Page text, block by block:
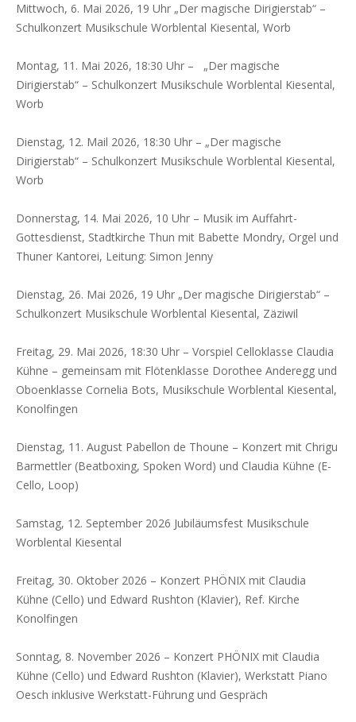
Mittwoch, 6. Mai 2026, 19 Uhr „Der magische Dirigierstab“ –
Schulkonzert Musikschule Worblental Kiesental, Worb
Montag, 11. Mai 2026, 18:30 Uhr – „Der magische
Dirigierstab“ – Schulkonzert Musikschule Worblental Kiesental,
Worb
Dienstag, 12. Mail 2026, 18:30 Uhr – „Der magische
Dirigierstab“ – Schulkonzert Musikschule Worblental Kiesental,
Worb
Donnerstag, 14. Mai 2026, 10 Uhr – Musik im Auffahrt-
Gottesdienst, Stadtkirche Thun mit Babette Mondry, Orgel und
Thuner Kantorei, Leitung: Simon Jenny
Dienstag, 26. Mai 2026, 19 Uhr „Der magische Dirigierstab“ –
Schulkonzert Musikschule Worblental Kiesental, Zäziwil
Freitag, 29. Mai 2026, 18:30 Uhr – Vorspiel Celloklasse Claudia
Kühne – gemeinsam mit Flötenklasse Dorothee Anderegg und
Oboenklasse Cornelia Bots, Musikschule Worblental Kiesental,
Konolfingen
Dienstag, 11. August Pabellon de Thoune – Konzert mit Chrigu
Barmettler (Beatboxing, Spoken Word) und Claudia Kühne (E-
Cello, Loop)
Samstag, 12. September 2026 Jubiläumsfest Musikschule
Worblental Kiesental
Freitag, 30. Oktober 2026 – Konzert PHÖNIX mit Claudia
Kühne (Cello) und Edward Rushton (Klavier), Ref. Kirche
Konolfingen
Sonntag, 8. November 2026 – Konzert PHÖNIX mit Claudia
Kühne (Cello) und Edward Rushton (Klavier), Werkstatt Piano
Oesch inklusive Werkstatt-Führung und Gespräch